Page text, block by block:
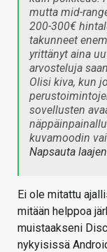
mutta mid-
200-300€
takunneet
yrittänyt aina
arvosteluja
Olisi kiva, kun
sovellusten
kuvamoodin
Napsauta
Ei ole mitattu
mitään helppoa
muistaakseni
nykyisissä